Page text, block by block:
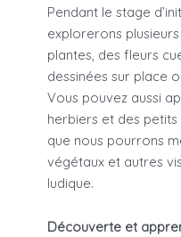
Pendant le stage
explorerons
plantes, des fleurs
dessinées sur place
Vous pouvez aussi
herbiers et des
que nous pourrons
végétaux et autres
ludique.
Découverte et